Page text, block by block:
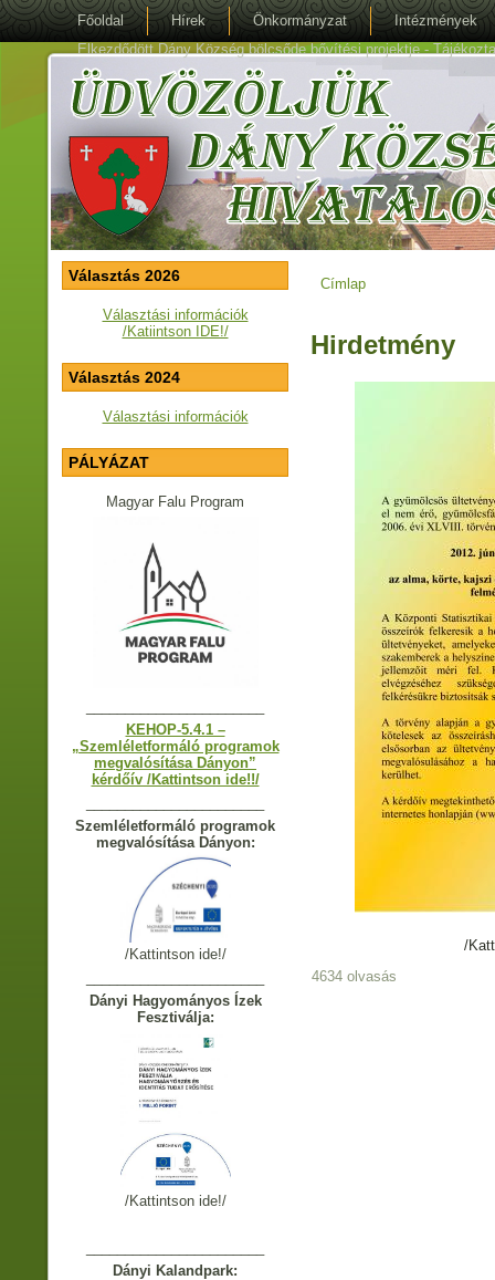
Főoldal Hírek Önkormányzat
Intézmények
Elkezdődött Dány Község bölcsőde bővítési projektje -
Választás 2026
Választási információk
/Katiintson IDE!/
Választás 2024
Választási információk
PÁLYÁZAT
Magyar Falu Program
KEHOP-5.4.1 –
„Szemléletformáló programok
megvalósítása Dányon”
kérdőív /Kattintson ide!!/
Szemléletformáló programok
megvalósítása Dányon:
/Kattintson ide!/
Dányi Hagyományos Ízek
Fesztiválja:
/Kattintson ide!/
Dányi Kalandpark:
Jelenlegi hely
Címlap
Hirdetmény
/
4634 olvasás